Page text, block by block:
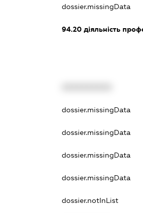
dossier.missingData
94.20діяльність
dossier.missingData
dossier.missingData
dossier.missingData
dossier.missingData
dossier.notInList